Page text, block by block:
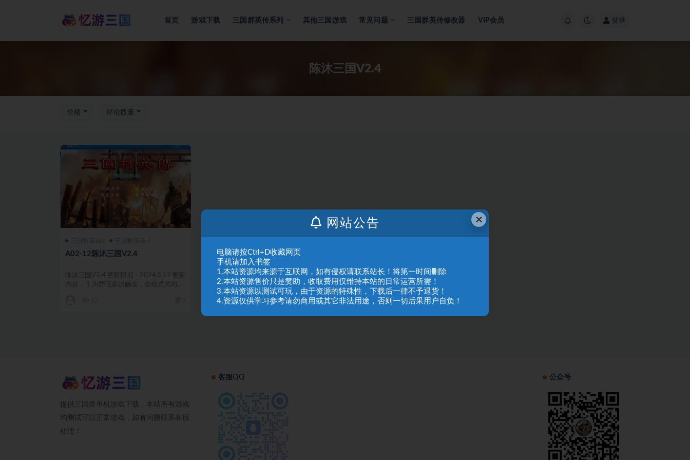
首页 游戏下载 三国群英传系列 其他三国游戏 常见问题 三国群英传修改器 VIP会员 登录
陈沐三国V2.4
价格 评论数量
A02-12陈沐三国V2.4
陈沐三国V2.4 更新日期：2024.3.12 更新
内容： 1.为防玩家误触发，全模式关闭
提供三国类单机游戏下载，本站所有游戏
均测试可以正常游戏，如有问题联系客服
处理！
客服QQ 公众号
×
网站公告
电脑请按Ctrl+D收藏网页
手机请加入书签
1.本站资源均来源于互联网，如有侵权请联系站长！将第一时间删除
2.本站资源售价只是赞助，收取费用仅维持本站的日常运营所需！
3.本站资源以测试可玩，由于资源的特殊性，下载后一律不予退货！
4.资源仅供学习参考请勿商用或其它非法用途，否则一切后果用户自负！